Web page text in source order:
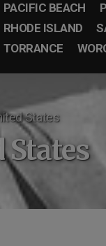
PACIFIC BEACH
RHODE ISLAND
TORRANCE
States
States